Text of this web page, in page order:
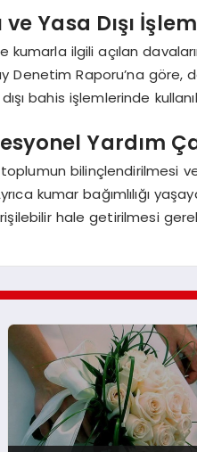
Yasa Dışı
kumarla ilgili açılan
Denetim Raporu’na göre,
bahis işlemlerinde
Yardım
toplumun bilinçlendirilmesi
kumar bağımlılığı
hale getirilmesi